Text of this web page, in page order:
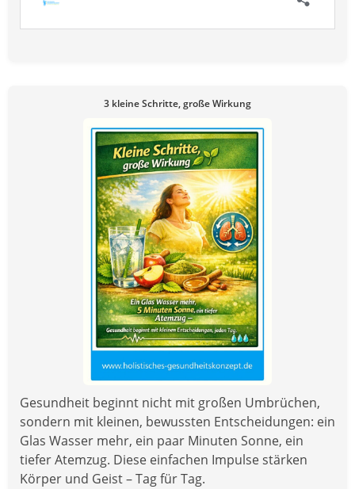
3 kleine Schritte, große Wirkung
Gesundheit beginnt nicht mit großen Umbrüchen,
sondern mit kleinen, bewussten Entscheidungen: ein
Glas Wasser mehr, ein paar Minuten Sonne, ein
tiefer Atemzug. Diese einfachen Impulse stärken
Körper und Geist – Tag für Tag.